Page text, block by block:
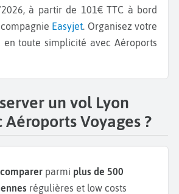
à partir de 101€ TTC à bord
Easyjet. Organisez votre
en toute simplicité avec Aéroports
un vol Lyon
Voyages ?
comparer parmi plus de 500
régulières et low costs